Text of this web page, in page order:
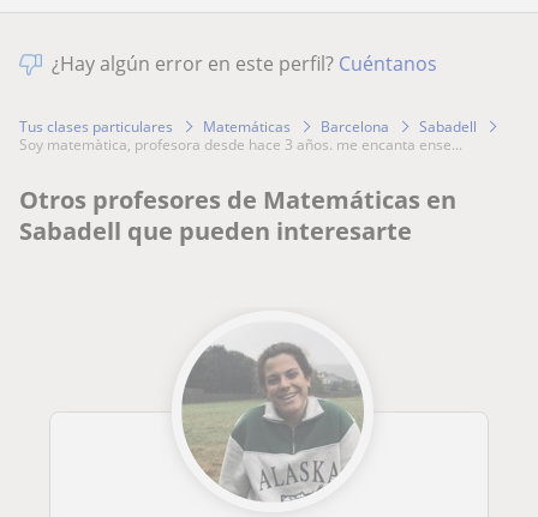
¿Hay algún error en este perfil? Cuéntanos
Tus clases particulares Matemáticas Barcelona
Sabadell
soy matemàtica, profesora desde hace 3 años. me encanta ense...
Otros profesores de Matemáticas en
Sabadell que pueden interesarte